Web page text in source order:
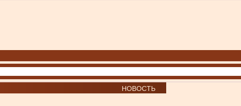
НОВОСТЬ